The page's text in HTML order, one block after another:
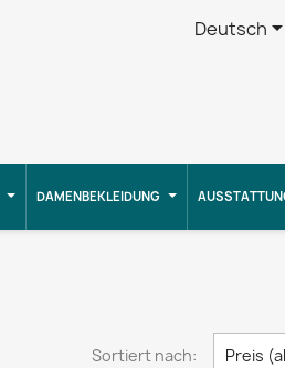
Deutsch
DAMENBEKLEIDUNG
Sortiert nach: Preis